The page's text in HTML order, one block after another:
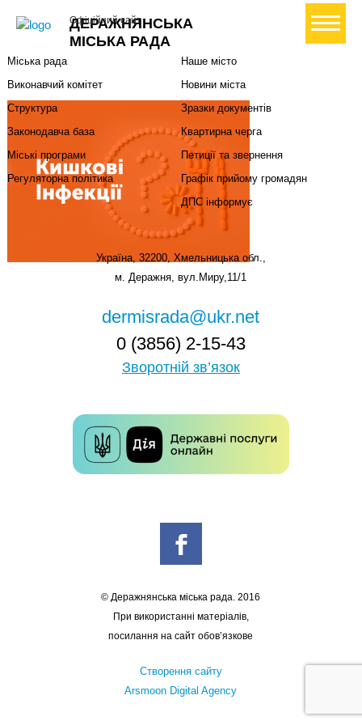
ДЕРАЖНЯНСЬКА
МІСЬКА РАДА
Офіційний сайт+ Створити петицію
Міський голова
Міська рада
Виконавчий комітет
Структура
Законодавча база
Міські програми
Регуляторна політика
Наше місто
Новини міста
Зразки документів
Квартирна черга
Петиції та звернення
Графік прийому громадян
ДПС інформує
Україна, 32200, Хмельницька обл.,
м. Деражня, вул.Миру,11/1
dermisrada@ukr.net
0 (3856) 2-15-43
Зворотній зв’язок
© Деражнянська міська рада. 2016
При використанні матеріалів,
посилання на сайт обов’язкове
Створення сайту
Arsmoon Digital Agency